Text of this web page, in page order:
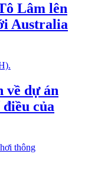
Lâm lên
Australia
về dự án
của